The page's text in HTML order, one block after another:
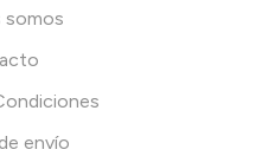
somos
envío